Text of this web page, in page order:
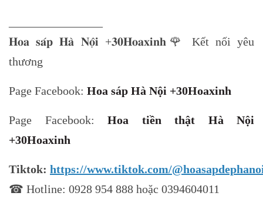
𝐇𝐨𝐚 𝐬𝐚́𝐩 𝐇𝐚̀ 𝐍𝐨̣̂𝐢 +𝟑𝟎𝐇𝐨𝐚𝐱𝐢𝐧𝐡🌹 Kết nối yêu
thương
Page Facebook: Hoa sáp Hà Nội +30Hoaxinh
Page Facebook: Hoa tiền thật Hà Nội
+30Hoaxinh
Tiktok: https://www.tiktok.com/
☎ Hotline: 0928 954 888 hoặc 0394604011